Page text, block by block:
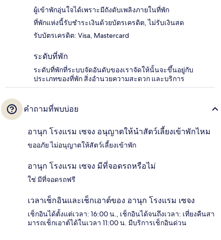
ผู้เข้าพักอุ่นใจได้เพราะมีถังดับเพลิงภายในที่พัก
ที่พักแห่งนี้รับชำระเงินด้วยบัตรเครดิต, ไม่รับเงินสด
รับบัตรเครดิต: Visa, Mastercard
ระดับที่พัก
ระดับที่พักที่ระบบจัดอันดับของเราจัดให้นั้นจะขึ้นอยู่กับ
ประเภทของที่พัก สิ่งอำนวยความสะดวก และบริการ
คำถามที่พบบ่อย
อานุก โรงแรม เซจง อนุญาตให้นำสัตว์เลี้ยงเข้าพักไหม
ขออภัย ไม่อนุญาตให้สัตว์เลี้ยงเข้าพัก
อานุก โรงแรม เซจง มีที่จอดรถหรือไม่
ใช่ มีที่จอดรถฟรี
เวลาเช็กอินและเช็กเอาต์ของ อานุก โรงแรม เซจง
เช็กอินได้ตั้งแต่เวลา: 16:00 น., เช็กอินได้จนถึงเวลา: เที่ยงคืนสา
มารถเช็กเอาต์ได้ในเวลา 11:00 น. มีบริการเช็กอินด่วน